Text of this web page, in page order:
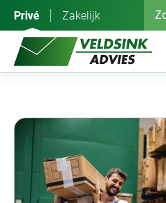
inhoud
Privé Zakelijk